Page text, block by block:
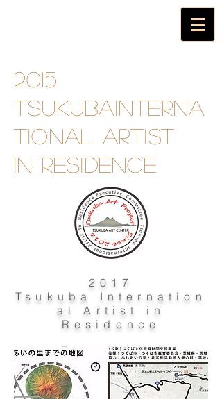
2015
TsukubaInterna
tional artist
in residence
2017
Tsukuba Internation
al Artist in
Residence